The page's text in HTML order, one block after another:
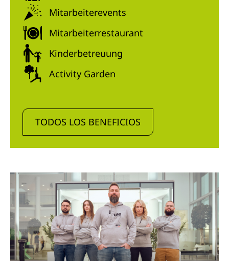
Mitarbeiterevents
Mitarbeiterrestaurant
Kinderbetreuung
Activity Garden
TODOS LOS BENEFICIOS